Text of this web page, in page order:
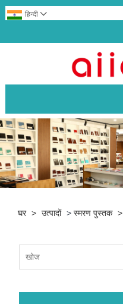
हिन्दी 
घर > उत्पादों >स्मरण पुस्तक >